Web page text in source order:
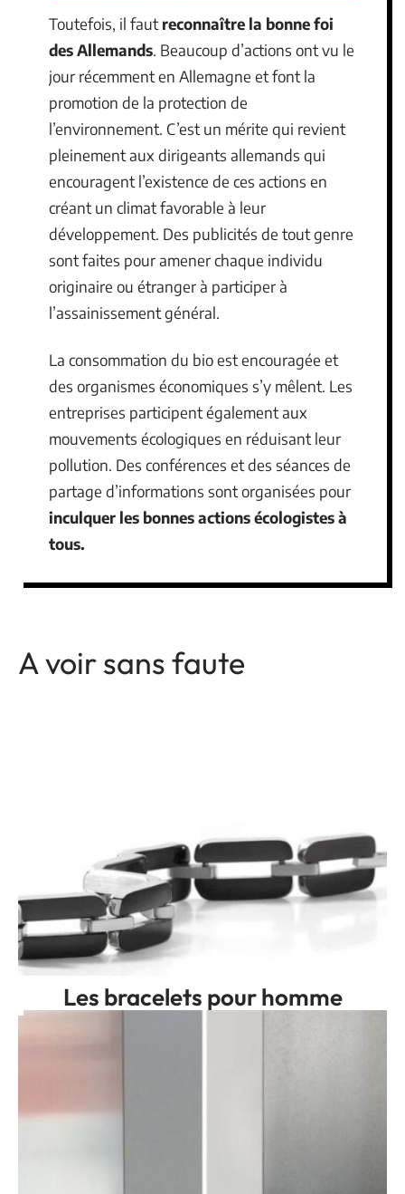
Toutefois, il faut reconnaître la bonne foi
des Allemands. Beaucoup d’actions ont vu le
jour récemment en Allemagne et font la
promotion de la protection de
l’environnement. C’est un mérite qui revient
pleinement aux dirigeants allemands qui
encouragent l’existence de ces actions en
créant un climat favorable à leur
développement. Des publicités de tout genre
sont faites pour amener chaque individu
originaire ou étranger à participer à
l’assainissement général.
La consommation du bio est encouragée et
des organismes économiques s’y mêlent. Les
entreprises participent également aux
mouvements écologiques en réduisant leur
pollution. Des conférences et des séances de
partage d’informations sont organisées pour
inculquer les bonnes actions écologistes à
tous.
A voir sans faute
Les bracelets pour homme